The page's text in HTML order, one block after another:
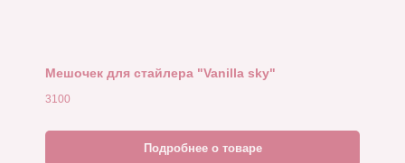
Мешочек для стайлера "Vanilla sky"
3100
Подробнее о товаре